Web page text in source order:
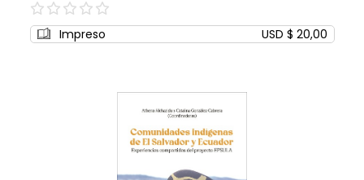
0%
Impreso USD $ 20,00